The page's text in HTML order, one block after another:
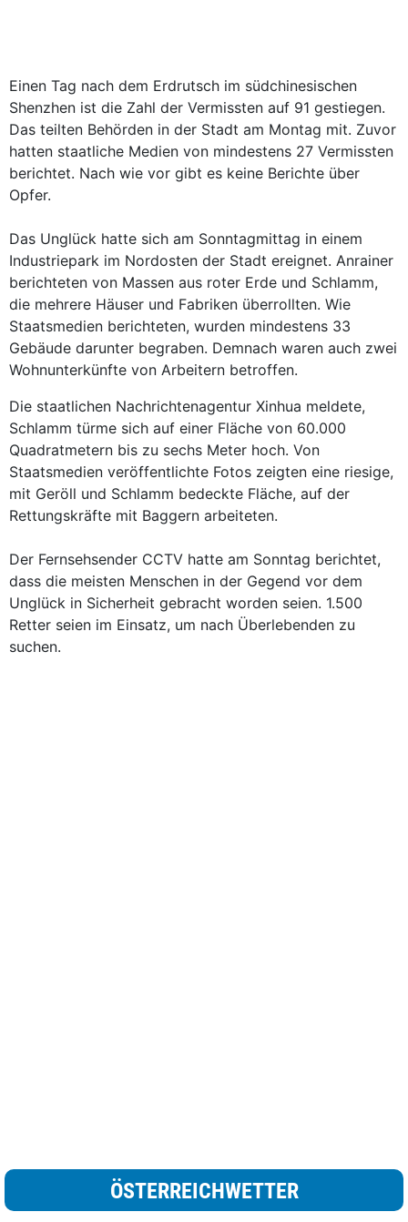
Einen Tag nach dem Erdrutsch im südchinesischen
Shenzhen ist die Zahl der Vermissten auf 91 gestiegen.
Das teilten Behörden in der Stadt am Montag mit. Zuvor
hatten staatliche Medien von mindestens 27 Vermissten
berichtet. Nach wie vor gibt es keine Berichte über
Opfer.
Das Unglück hatte sich am Sonntagmittag in einem
Industriepark im Nordosten der Stadt ereignet. Anrainer
berichteten von Massen aus roter Erde und Schlamm,
die mehrere Häuser und Fabriken überrollten. Wie
Staatsmedien berichteten, wurden mindestens 33
Gebäude darunter begraben. Demnach waren auch zwei
Wohnunterkünfte von Arbeitern betroffen.
Die staatlichen Nachrichtenagentur Xinhua meldete,
Schlamm türme sich auf einer Fläche von 60.000
Quadratmetern bis zu sechs Meter hoch. Von
Staatsmedien veröffentlichte Fotos zeigten eine riesige,
mit Geröll und Schlamm bedeckte Fläche, auf der
Rettungskräfte mit Baggern arbeiteten.
Der Fernsehsender CCTV hatte am Sonntag berichtet,
dass die meisten Menschen in der Gegend vor dem
Unglück in Sicherheit gebracht worden seien. 1.500
Retter seien im Einsatz, um nach Überlebenden zu
suchen.
ÖSTERREICHWETTER